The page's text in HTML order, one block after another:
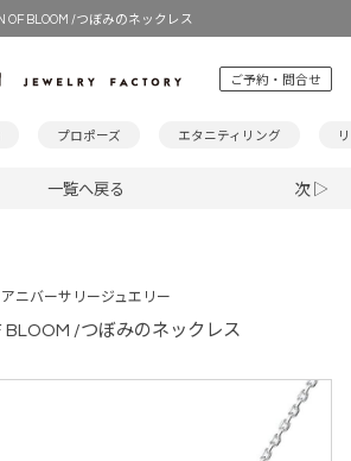
OF BLOOM /つぼみのネックレス
ご予約・問合せ
プロポーズ エタニティリング
一覧へ戻る 次 ▷
アニバーサリージュエリー
BLOOM /つぼみのネックレス